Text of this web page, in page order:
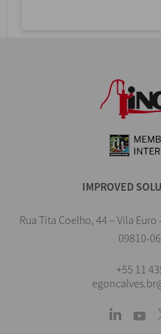
IMPROVED
Rua Tita Coelho, 44 – Vila
09810-
+55 11